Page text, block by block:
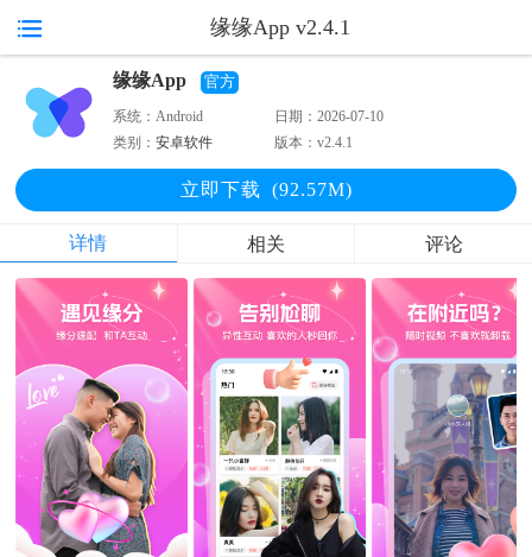
缘缘App v2.4.1
缘缘App 官方
系统：Android 日期：2026-07-10
类别：安卓软件 版本：v2.4.1
立即下载 (92.57M)
详情 相关 评论